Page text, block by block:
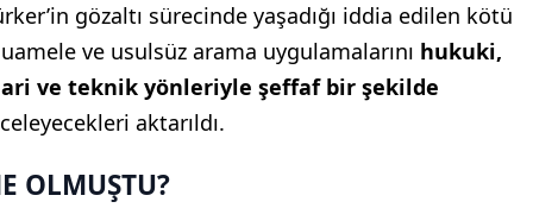
gözaltı sürecinde yaşadığı iddia edilen kötü
ve usulsüz arama uygulamalarını hukuki,
ve teknik yönleriyle şeffaf bir şekilde
aktarıldı.
OLMUŞTU?